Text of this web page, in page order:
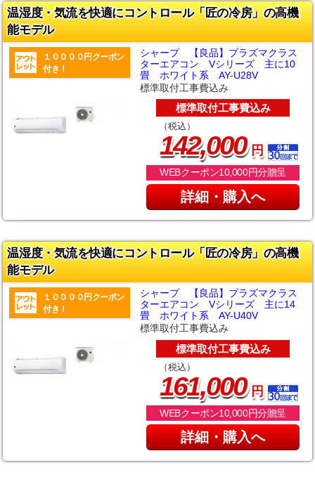
温湿度・気流を快適にコントロール「匠の冷房」の高機
能モデル
１００００円クーポン
付き！
シャープ 【良品】プラズマクラス
ターエアコン Vシリーズ 主に10
畳 ホワイト系 AY-U28V
標準取付工事費込み
標準取付工事費込み
（税込）
142,000円
WEBクーポン10,000円分贈呈
詳細・購入へ
温湿度・気流を快適にコントロール「匠の冷房」の高機
能モデル
１００００円クーポン
付き！
シャープ 【良品】プラズマクラス
ターエアコン Vシリーズ 主に14
畳 ホワイト系 AY-U40V
標準取付工事費込み
標準取付工事費込み
（税込）
161,000円
WEBクーポン10,000円分贈呈
詳細・購入へ